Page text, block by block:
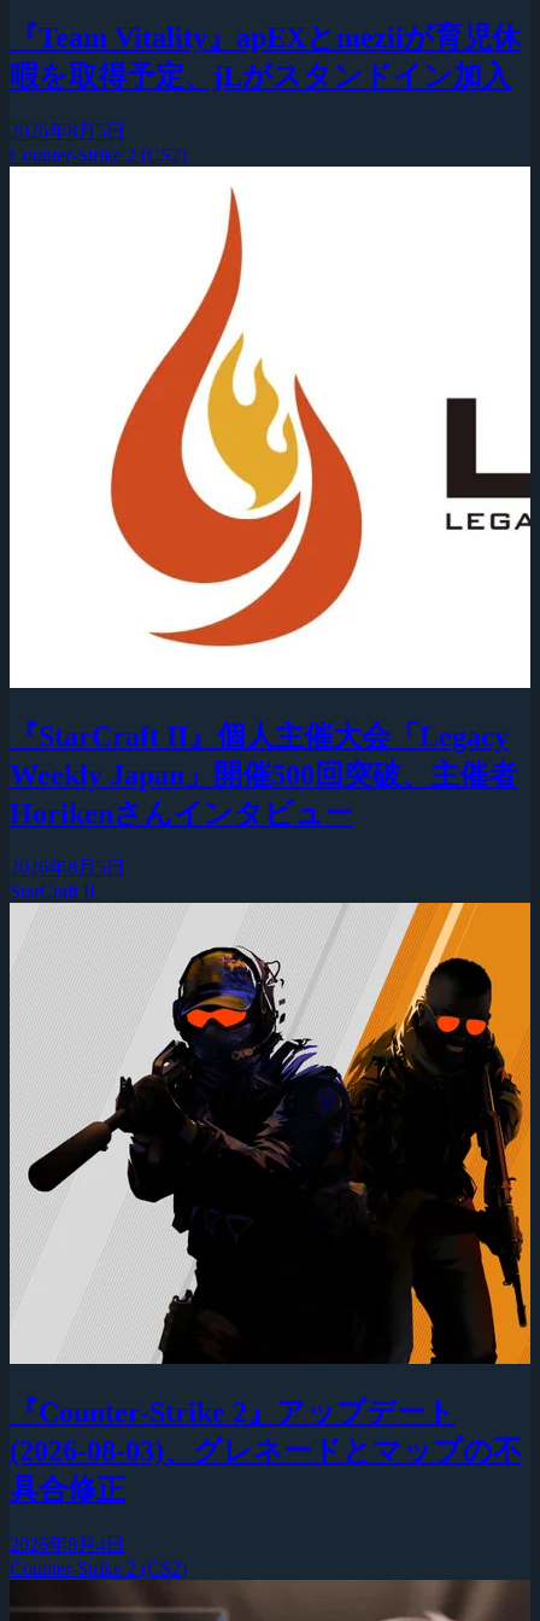
『Team Vitality』apEXとmeziiが育児休
暇を取得予定、jLがスタンドイン加入
2026年8月5日
Counter-Strike 2 (CS2)
『StarCraft II』個人主催大会「Legacy
Weekly Japan」開催500回突破、主催者
Horikenさんインタビュー
2026年8月5日
StarCraft II
『Counter-Strike 2』アップデート
(2026-08-03)、グレネードとマップの不
具合修正
2026年8月4日
Counter-Strike 2 (CS2)